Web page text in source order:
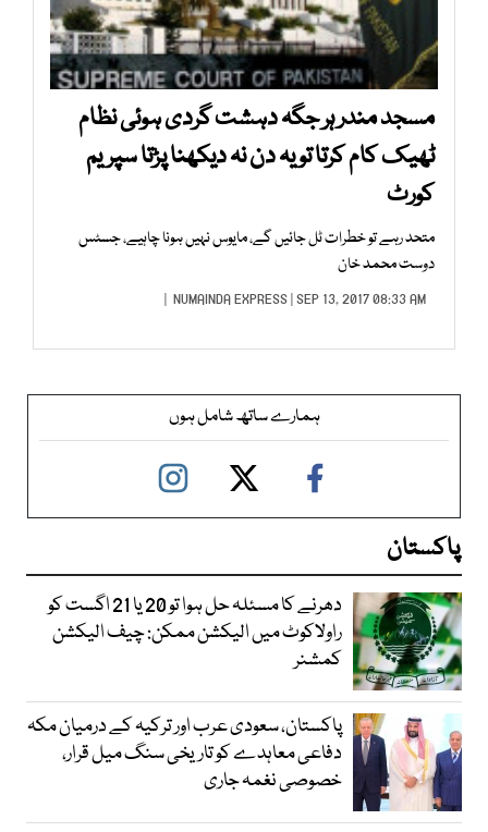
مسجد مندر ہر جگہ دہشت گردی ہوئی نظام
ٹھیک کام کرتا تو یہ دن نہ دیکھنا پڑتا سپریم
کورٹ
متحد رہے تو خطرات ٹل جائیں گے، مایوس نہیں ہونا چاہیے، جسٹس
دوست محمد خان
NUMAINDA EXPRESS| SEP 13, 2017 08:33 AM |
ہمارے ساتھ شامل ہوں
پاکستان
دھرنے کا مسئلہ حل ہوا تو 20 یا 21 اگست کو
راولاکوٹ میں الیکشن ممکن: چیف الیکشن
کمشنر
پاکستان، سعودی عرب اور ترکیہ کے درمیان مکہ
دفاعی معاہدے کو تاریخی سنگ میل قرار،
خصوصی نغمہ جاری